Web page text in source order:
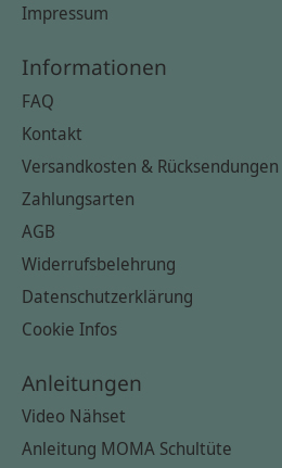
Impressum
Informationen
FAQ
Kontakt
Versandkosten & Rücksendungen
Zahlungsarten
AGB
Widerrufsbelehrung
Datenschutzerklärung
Cookie Infos
Anleitungen
Video Nähset
Anleitung MOMA Schultüte